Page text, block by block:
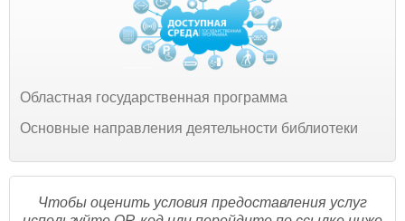
Областная государственная программа
Основные направления деятельности библиотеки
Чтобы оценить условия предоставления услуг